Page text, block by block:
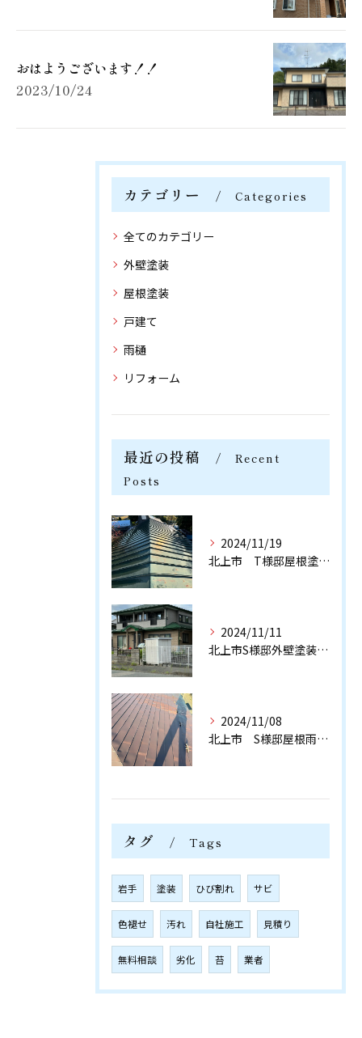
おはようございます！！
2023/10/24
カテゴリー Categories
全てのカテゴリー
外壁塗装
屋根塗装
戸建て
雨樋
リフォーム
最近の投稿
Recent
Posts
2024/11/19
北上市 T様邸屋根塗装工事 完工いたしました。
2024/11/11
北上市S様邸外壁塗装工事 完工致しました！
2024/11/08
北上市 S様邸屋根雨樋塗装工事完工致しました！ありがとうござ...
タグ Tags
岩手 塗装 ひび割れ サビ
色褪せ 汚れ 自社施工 見積り
無料相談 劣化 苔 業者